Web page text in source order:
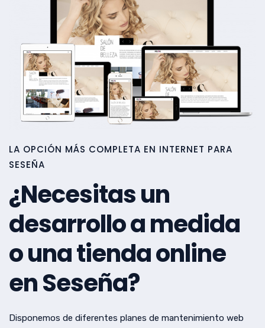
LA OPCIÓN MÁS COMPLETA EN INTERNET PARA
SESEÑA
¿Necesitas un
desarrollo a medida
o una tienda online
en Seseña?
Disponemos de diferentes planes de mantenimiento web